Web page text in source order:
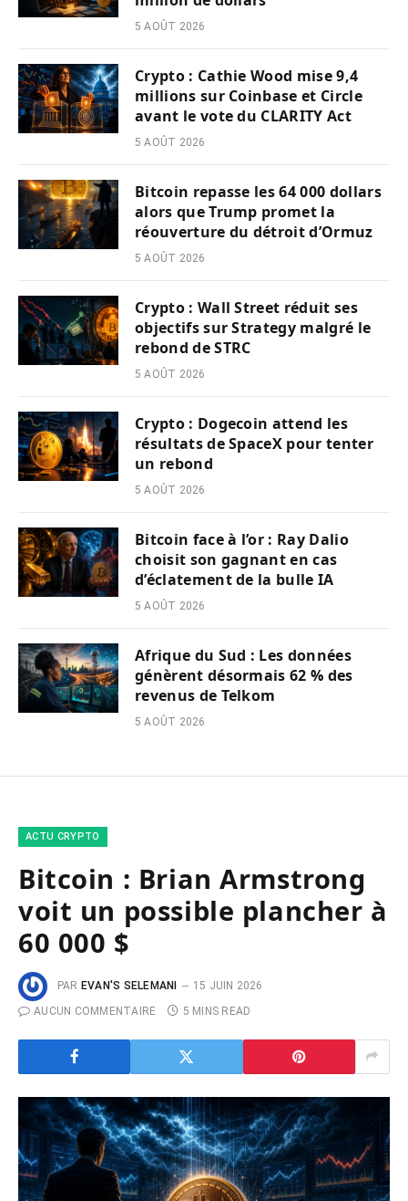
5 AOÛT 2026
Crypto : Cathie Wood mise 9,4
millions sur Coinbase et Circle
avant le vote du CLARITY Act
5 AOÛT 2026
Bitcoin repasse les 64 000 dollars
alors que Trump promet la
réouverture du détroit d’Ormuz
5 AOÛT 2026
Crypto : Wall Street réduit ses
objectifs sur Strategy malgré le
rebond de STRC
5 AOÛT 2026
Crypto : Dogecoin attend les
résultats de SpaceX pour tenter
un rebond
5 AOÛT 2026
Bitcoin face à l’or : Ray Dalio
choisit son gagnant en cas
d’éclatement de la bulle IA
5 AOÛT 2026
Afrique du Sud : Les données
génèrent désormais 62 % des
revenus de Telkom
5 AOÛT 2026
ACTU CRYPTO
Bitcoin : Brian Armstrong
voit un possible plancher à
60 000 $
PAR EVAN'S SELEMANI
15 JUIN 2026
AUCUN COMMENTAIRE
5 MINS READ